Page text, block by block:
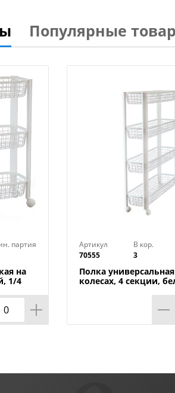
Популярные
партия
на
1/4
Артикул
70555
В кор.
3
Полка
колесах, 4 секции,